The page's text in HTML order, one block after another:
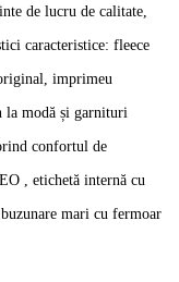
de lucru de calitate,
caracteristice: fleece
imprimeu
la modă și garnituri
confortul de
, etichetă internă cu
mari cu fermoar